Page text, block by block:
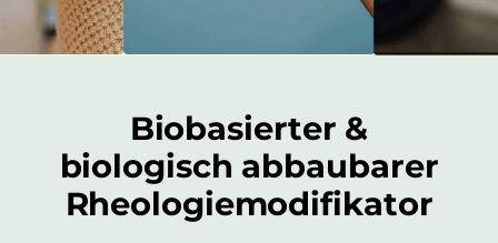
Biobasierter &
biologisch abbaubarer
Rheologiemodifikator